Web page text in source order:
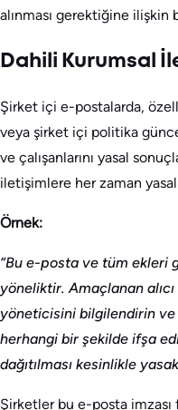
alınması gerektiğine
Dahili Kurumsal
Şirket içi e-postalarda,
veya şirket içi politika
ve çalışanlarını yasal
iletişimlere her zaman
Örnek:
“Bu e-posta ve tüm ekleri
yöneliktir. Amaçlanan
yöneticisini bilgilendirin ve
herhangi bir şekilde ifşa
dağıtılması kesinlikle
Şirketler bu e-posta